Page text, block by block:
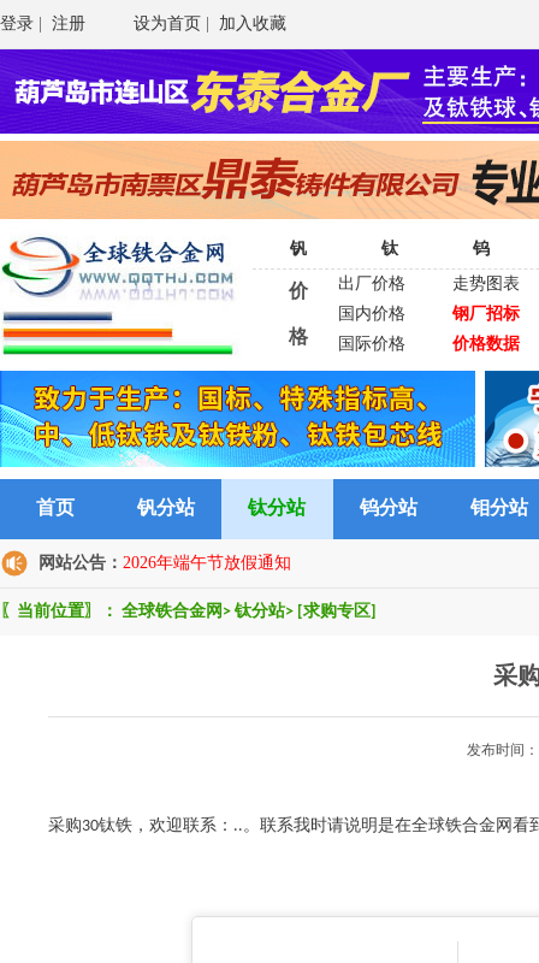
登录 注册 设为首页 加入收藏
钒 钛 钨
价
格
出厂价格
走势图表
国内价格
钢厂招标
国际价格
价格数据
首页 钒分站 钛分站 钨分站 钼分站
网站公告： 2026年端午节放假通知
〖当前位置〗： 全球铁合金网 > 钛分站> [求购专区]
采
发布时间
采购30钛铁，欢迎联系：..。联系我时请说明是在全球铁合金网看